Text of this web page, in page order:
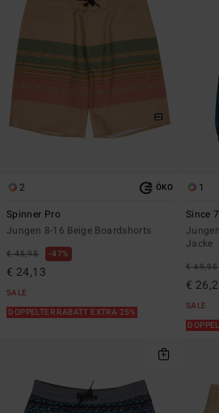
2 ÖKO
Spinner Pro
Jungen 8-16 Beige Boardshorts
€ 45,95 47%
€ 24,13
SALE
DOPPELTER RABATT EXTRA 25%
1
Since
Jacke
€ 69,95
€
SALE